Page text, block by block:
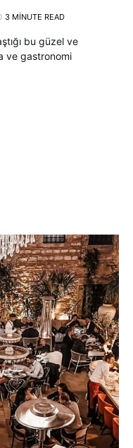
3 MINUTE READ
bu güzel ve
ve gastronomi